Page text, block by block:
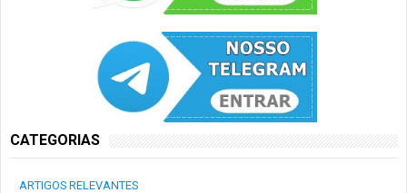
CATEGORIAS
ARTIGOS RELEVANTES